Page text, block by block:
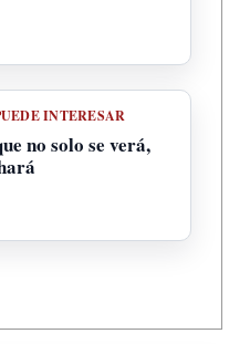
INTERESAR
no solo se verá,